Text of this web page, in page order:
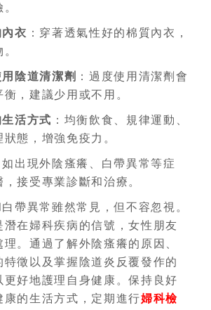
衣 ：穿著透氣性好的棉質內衣，
陰道清潔劑 ：過度使用清潔劑會
，建議少用或不用。
活方式 ：均衡飲食、規律運動、
態，增強免疫力。
如出現外陰瘙癢、白帶異常等症
接受專業診斷和治療。
帶異常雖然常見，但不容忽視。
潛在婦科疾病的信號，女性朋友
。通過了解外陰瘙癢的原因、
特徵以及掌握陰道炎反覆發作的
更好地護理自身健康。保持良好
康的生活方式，定期進行婦科檢